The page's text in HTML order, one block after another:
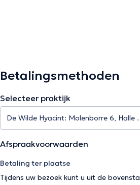
Betalingsmethoden
Selecteer praktijk
Afspraakvoorwaarden
Betaling ter plaatse
Tijdens uw bezoek kunt u uit de